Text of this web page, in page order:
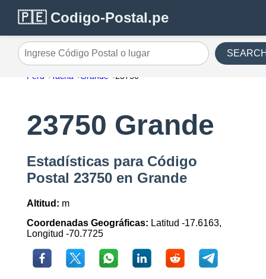
🇵🇪 Codigo-Postal.pe
Ingrese Código Postal o lugar
Perú Tacna Grande 23750
23750 Grande
Estadísticas para Código
Postal 23750 en Grande
Altitud: m
Coordenadas Geográficas: Latitud -17.6163,
Longitud -70.7725